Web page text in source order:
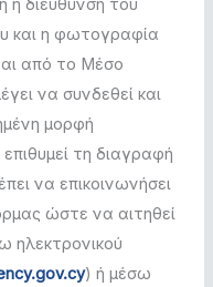
η διεύθυνση του
και η φωτογραφία
από το Μέσο
να συνδεθεί και
μορφή
τη διαγραφή
να επικοινωνήσει
ώστε να αιτηθεί
ηλεκτρονικού
) ή μέσω